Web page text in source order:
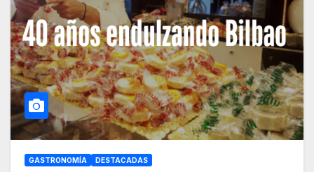
GASTRONOMÍA DESTACADAS